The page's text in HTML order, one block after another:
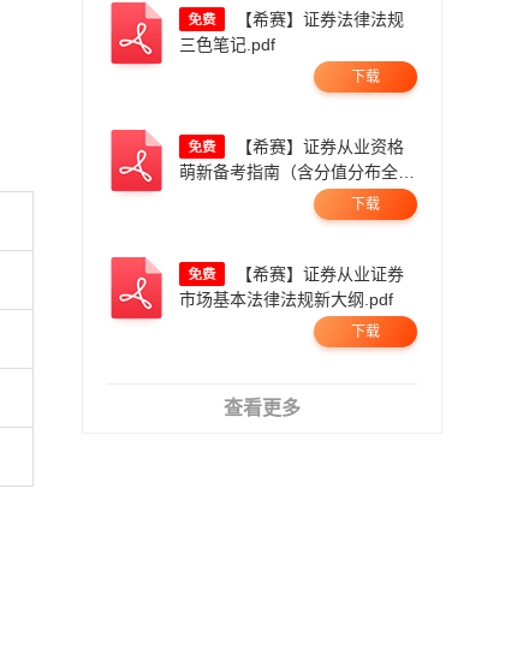
三色笔记.pdf
下载
萌新备考指南（含分值分布全流
下载
市场基本法律法规新大纲.pdf
下载
查看更多